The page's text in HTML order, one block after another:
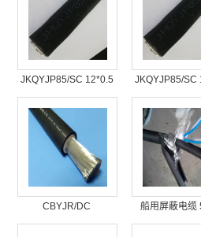
JKQYJP85/SC 12*0.5 JKQYJP85/SC
CBYJR/DC
16mm²+16mm²10mm²
船用屏蔽电缆